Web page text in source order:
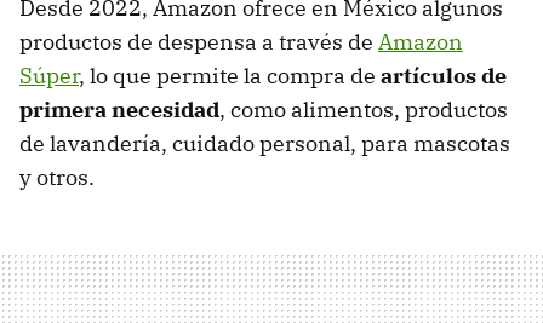
Desde 2022, Amazon ofrece en México algunos
productos de despensa a través de Amazon
Súper, lo que permite la compra de artículos de
primera necesidad, como alimentos, productos
de lavandería, cuidado personal, para mascotas
y otros.